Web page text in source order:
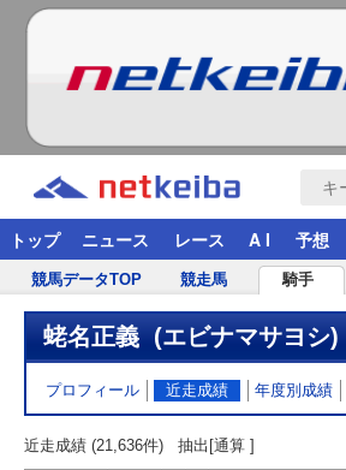
トップ ニュース レース A I 予想
競馬データTOP 競走馬 騎手
蛯名正義 (エビナマサヨシ)
プロフィール 近走成績 年度別成績
近走成績 (21,636件) 抽出[通算 ]